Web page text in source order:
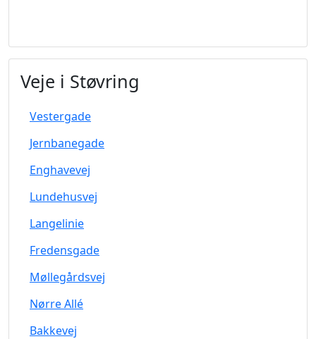
Veje i Støvring
Vestergade
Jernbanegade
Enghavevej
Lundehusvej
Langelinie
Fredensgade
Møllegårdsvej
Nørre Allé
Bakkevej